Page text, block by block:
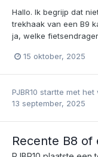
Hallo. Ik begrijp dat
trekhaak van een B9
ja, welke
15 oktober, 2025
PJBR10 startte met het
13 september, 2025
Recente B8 of